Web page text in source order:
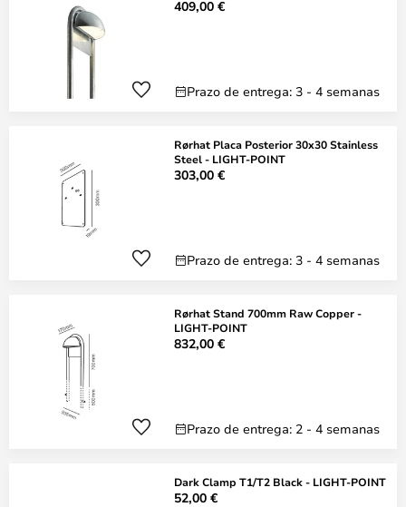
409,00 €
Prazo de entrega: 3 - 4 semanas
Rørhat Placa Posterior 30x30 Stainless
Steel - LIGHT-POINT
303,00 €
Prazo de entrega: 3 - 4 semanas
Rørhat Stand 700mm Raw Copper -
LIGHT-POINT
832,00 €
Prazo de entrega: 2 - 4 semanas
Dark Clamp T1/T2 Black - LIGHT-POINT
52,00 €